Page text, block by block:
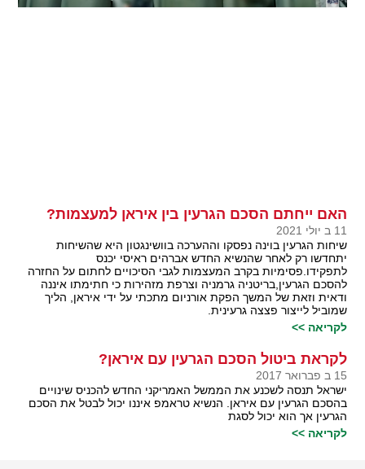
האם ייחתם הסכם הגרעין בין איראן למעצמות?
11 ב יולי 2021
שיחות הגרעין בוינה נפסקו וההערכה בוושינגטון היא שהשיחות
יתחדשו רק לאחר שהנשיא החדש אברהים ראיסי יכנס
לתפקידו.פסימיות בקרב המעצמות לגבי הסיכויים לחתום על החזרה
להסכם הגרעין,בריטניה גרמניה וצרפת מזהירות כי חתימתו איננה
ודאית וזאת של המשך הפקת אורניום מתכתי על ידי איראן, הליך
שמוביל לייצור פצצה גרעינית.
לקריאה >>
לקראת ביטול הסכם הגרעין עם איראן?
15 ב פברואר 2017
ישראל תנסה לשכנע את הממשל האמריקני החדש להכניס שינויים
בהסכם הגרעין עם איראן. הנשיא טראמפ איננו יכול לבטל את הסכם
הגרעין אך הוא יכול לסגת
לקריאה >>